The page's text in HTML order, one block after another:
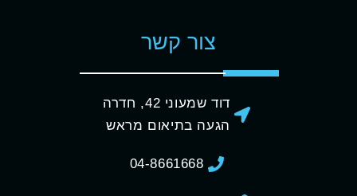
צור קשר
דוד שמעוני 42, חדרה
הגעה בתיאום מראש
04-8661668